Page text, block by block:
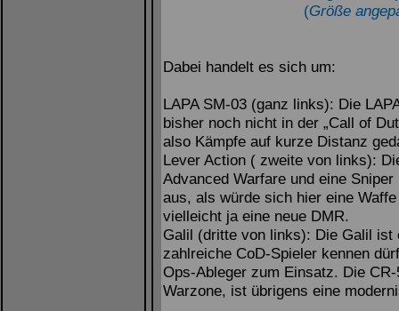
(Größe
Dabei handelt es sich um:
LAPA SM-03 (ganz links): Die
bisher noch nicht in der „Call of
also Kämpfe auf kurze Distanz
Lever Action ( zweite von links):
Advanced Warfare und eine
aus, als würde sich hier eine
vielleicht ja eine neue DMR.
Galil (dritte von links): Die Galil ist
zahlreiche CoD-Spieler kennen
Ops-Ableger zum Einsatz. Die
Warzone, ist übrigens eine